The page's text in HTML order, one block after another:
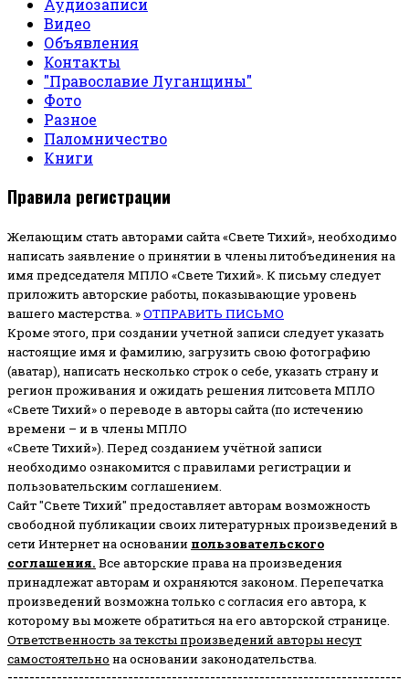
Видео
Объявления
Контакты
"Православие Луганщины"
Фото
Разное
Паломничество
Книги
Правила регистрации
Желающим стать авторами сайта «Свете Тихий», необходимо
написать заявление о принятии в члены литобъединения на
имя председателя МПЛО «Свете Тихий». К письму следует
приложить авторские работы, показывающие уровень
вашего мастерства. »ОТПРАВИТЬ ПИСЬМО
Кроме этого, при создании учетной записи следует указать
настоящие имя и фамилию, загрузить свою фотографию
(аватар), написать несколько строк о себе, указать страну и
регион проживания и ожидать решения литсовета МПЛО
«Свете Тихий» о переводе в авторы сайта (по истечению
времени – и в члены МПЛО
«Свете Тихий»). Перед созданием учётной записи
необходимо ознакомится с правилами регистрации и
пользовательским соглашением.
Сайт "Свете Тихий" предоставляет авторам возможность
свободной публикации своих литературных произведений в
сети Интернет на основании пользовательского
соглашения. Все авторские права на произведения
принадлежат авторам и охраняются законом. Перепечатка
произведений возможна только с согласия его автора, к
которому вы можете обратиться на его авторской странице.
Ответственность за тексты произведений авторы несут
самостоятельно на основании законодательства.
------------------------------------------------------------------------